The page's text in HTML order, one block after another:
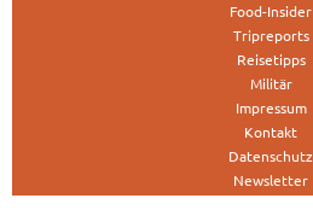
Food-Insider
Tripreports
Reisetipps
Militär
Impressum
Kontakt
Datenschutz
Newsletter